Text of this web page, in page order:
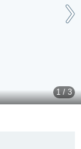
1 / 3